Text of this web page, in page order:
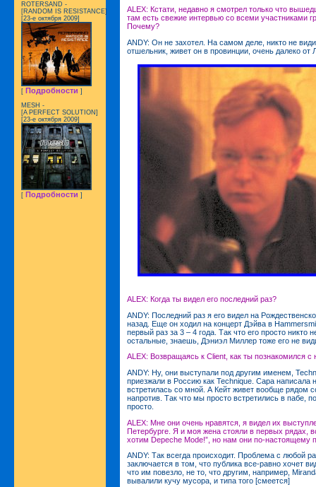
ALEX: Кстати, недавно я смотрел только что
там есть свежие интервью со всеми участниками
Почему?
ANDY: Он не захотел. На самом деле, никто не
отшельник, живет он в провинции, очень далеко от
ALEX: Когда ты видел его последний раз?
ANDY: Последний раз я его видел на
назад. Еще он ходил на концерт Дэйва в
первый раз за 3 – 4 года. Так что его просто никто
остальные, знаешь, Дэниэл Миллер тоже его не
ALEX: Возвращаясь к Client, как ты познакомился с
ANDY: Ну, они выступали под другим именем,
приезжали в Россию как Technique. Сара написала
встретилась со мной. А Кейт живет вообще рядом
напротив. Так что мы просто встретились в пабе,
просто.
ALEX: Мне они очень нравятся, я видел их
Петербурге. Я и моя жена стояли в первых рядах,
хотим Depeche Mode!”, но нам они по-настоящему
ANDY: Так всегда происходит. Проблема с любой
заключается в том, что публика все-равно хочет
что им повезло, не то, что другим, например,
вывалили кучу мусора, и типа того [смеется]
ROTERSAND -
[RANDOM IS RESISTANCE]
[23-е октября 2009]
[ Подробности ]
MESH -
[A PERFECT SOLUTION]
[23-е октября 2009]
[ Подробности ]